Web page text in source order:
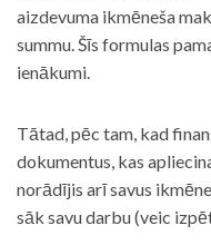
aizdevuma ikmēneša
summu. Šīs formulas
ienākumi.
Tātad, pēc tam, kad
dokumentus, kas
norādījis arī savus
sāk savu darbu (veic